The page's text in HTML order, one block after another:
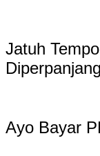
Jatuh
Diperpanjang
Ayo Bayar